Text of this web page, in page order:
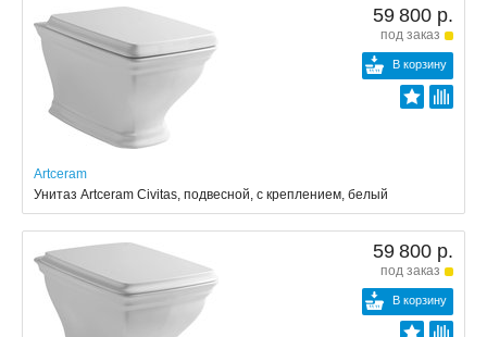
59 800 р.
под заказ
В корзину
Artceram
Унитаз Artceram Civitas, подвесной, с креплением, белый
59 800 р.
под заказ
В корзину